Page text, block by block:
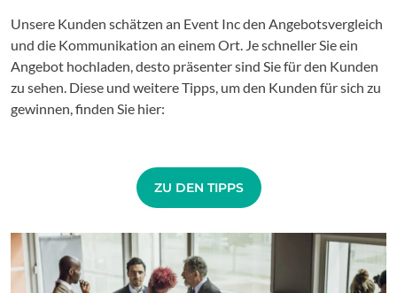
Unsere Kunden schätzen an Event Inc den Angebotsvergleich
und die Kommunikation an einem Ort. Je schneller Sie ein
Angebot hochladen, desto präsenter sind Sie für den Kunden
zu sehen. Diese und weitere Tipps, um den Kunden für sich zu
gewinnen, finden Sie hier:
ZU DEN TIPPS